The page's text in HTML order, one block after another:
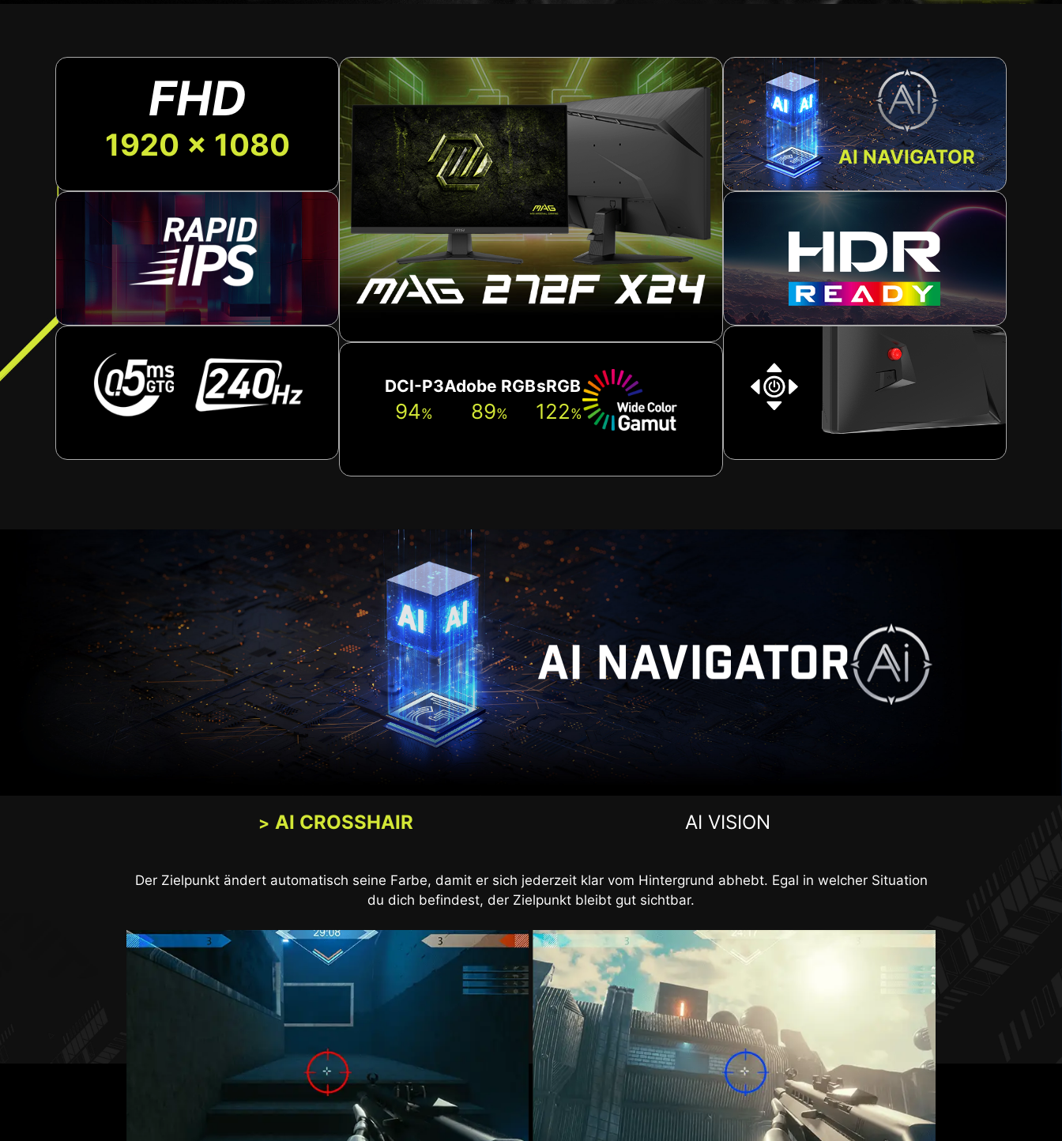
FHD
1920 x 1080
DCI-P3
94%
Adobe RGB
89%
sRGB
122%
AI NAVIGATOR
AI NAVIGATOR
AI CROSSHAIR AI VISION
Der Zielpunkt ändert automatisch seine Farbe, damit er sich jederzeit klar vom Hintergrund abhebt. Egal in welcher Situation
du dich befindest, der Zielpunkt bleibt gut sichtbar.
Die neue AI Vision-Technik kann nicht nur Details in dunklen Bereichen zeigen, sondern auch die Helligkeit insgesamt
verbessern und Farben satter machen, sodass dein Tag strahlender wird.
AI VISION OFF AI VISION ON